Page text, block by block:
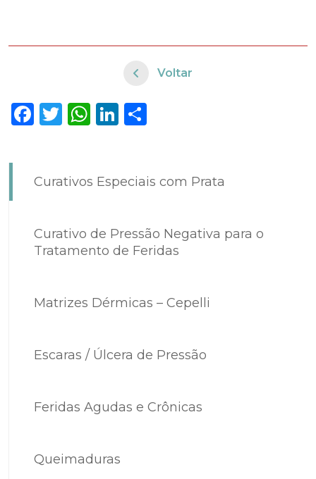
Voltar
Facebook
Twitter
WhatsApp
LinkedIn
Curativos Especiais com Prata
Curativo de Pressão Negativa para o
Tratamento de Feridas
Matrizes Dérmicas – Cepelli
Escaras / Úlcera de Pressão
Feridas Agudas e Crônicas
Queimaduras